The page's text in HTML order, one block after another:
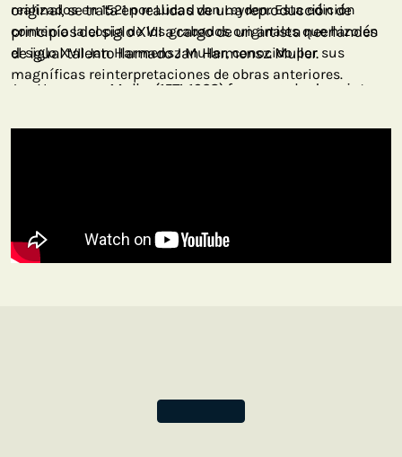
original, se trata en realidad de una reproducción de
principios del siglo XVII a cargo de un artista neerlandés
de igual talento llamado Jan Harmensz. Muller.
Jan Harmensz. Muller (1571-1628) fue un grabador, pintor e
reinterpretaciones de obras de sus predecesores. La copia
No hay indicios de que Muller intentase hacer pasar su
obra por la del artista original, pero las marcas de raspado
realizados en 1521 por Lucas van Leyden. Esta edición
contenía la copia de los grabados originales que hizo en
el siglo XVII Jan Harmensz Muller, conocido por sus
magníficas reinterpretaciones de obras anteriores.